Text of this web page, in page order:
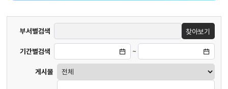
게시판
부서별검색 찾아보기
기간별검색 ~
게시물